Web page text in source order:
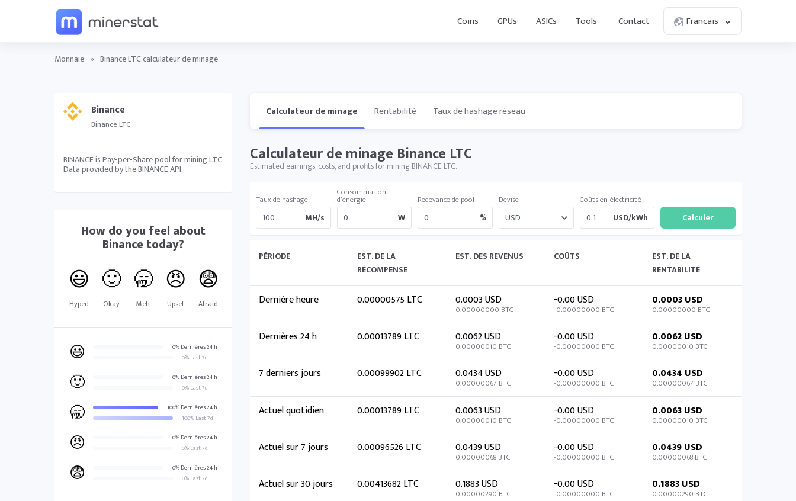
Coins GPUs ASICs Tools Contact Francais
Monnaie » Binance LTC calculateur de minage
Binance
Binance LTC
BINANCE is Pay-per-Share pool for mining LTC.
Data provided by the BINANCE API.
How do you feel about
Binance today?
😃
Hyped
🙂
Okay
🥱
Meh
😠
Upset
😨
Afraid
😃
0% Dernières 24 h
0% Last 7d
🙂
0% Dernières 24 h
0% Last 7d
🥱
100% Dernières 24 h
100% Last 7d
😠
0% Dernières 24 h
0% Last 7d
😨
0% Dernières 24 h
0% Last 7d
Calculateur de minage Rentabilité Taux de hashage réseau
Calculateur de minage Binance LTC
Estimated earnings, costs, and profits for mining BINANCE LTC.
Taux de hashage
MH/s
Consommation
d’énergie
W
Redevance de pool
%
Devise Coûts en électricité
USD/kWh
PÉRIODE
EST. DE LA
RÉCOMPENSE
EST. DES REVENUS COÛTS
EST. DE LA
RENTABILITÉ
Dernière heure 0.00000575 LTC 0.0003 USD
0.00000000 BTC
-0.00 USD
-0.00000000 BTC
0.0003 USD
0.00000000 BTC
Dernières 24 h 0.00013789 LTC 0.0062 USD
0.00000010 BTC
-0.00 USD
-0.00000000 BTC
0.0062 USD
0.00000010 BTC
7 derniers jours 0.00099902 LTC 0.0434 USD
0.00000067 BTC
-0.00 USD
-0.00000000 BTC
0.0434 USD
0.00000067 BTC
Actuel quotidien 0.00013789 LTC 0.0063 USD
0.00000010 BTC
-0.00 USD
-0.00000000 BTC
0.0063 USD
0.00000010 BTC
Actuel sur 7 jours 0.00096526 LTC 0.0439 USD
0.00000068 BTC
-0.00 USD
-0.00000000 BTC
0.0439 USD
0.00000068 BTC
Actuel sur 30 jours 0.00413682 LTC 0.1883 USD
0.00000290 BTC
-0.00 USD
-0.00000000 BTC
0.1883 USD
0.00000290 BTC